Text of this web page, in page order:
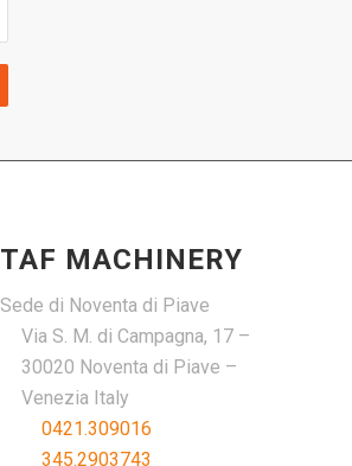
TAF MACHINERY
Sede di Noventa di Piave
Via S. M. di Campagna, 17 –
30020 Noventa di Piave –
Venezia Italy
0421.309016
345.2903743